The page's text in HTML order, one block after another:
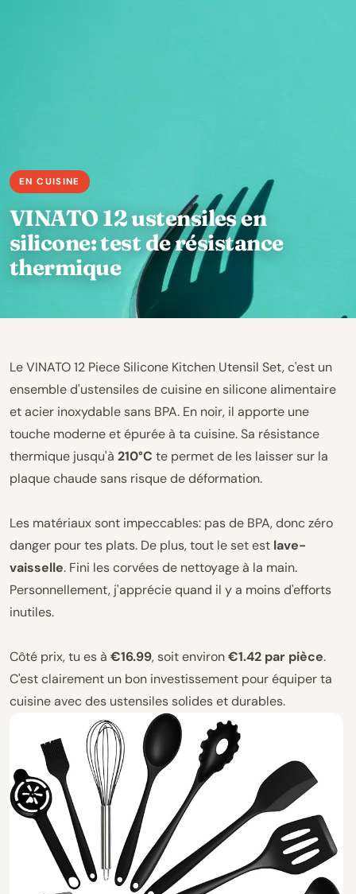
VINATO 12 ustensiles en
silicone: test de résistance
thermique
Le VINATO 12 Piece Silicone Kitchen Utensil Set, c'est un
ensemble d'ustensiles de cuisine en silicone alimentaire
et acier inoxydable sans BPA. En noir, il apporte une
touche moderne et épurée à ta cuisine. Sa résistance
thermique jusqu'à 210°C te permet de les laisser sur la
plaque chaude sans risque de déformation.
Les matériaux sont impeccables: pas de BPA, donc zéro
danger pour tes plats. De plus, tout le set est lave-
vaisselle. Fini les corvées de nettoyage à la main.
Personnellement, j'apprécie quand il y a moins d'efforts
inutiles.
Côté prix, tu es à €16.99, soit environ€1.42 par pièce.
C'est clairement un bon investissement pour équiper ta
cuisine avec des ustensiles solides et durables.